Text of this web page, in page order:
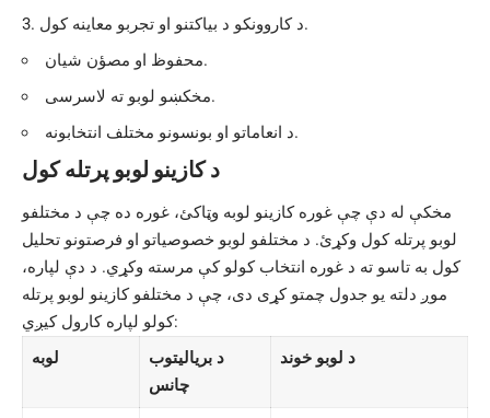
د کاروونکو د بیاکتنو او تجربو معاینه کول.
محفوظ او مصؤن شیان.
مخکښو لوبو ته لاسرسی.
د انعاماتو او بونسونو مختلف انتخابونه.
د کازینو لوبو پرتله کول
مخکې له دې چې غوره کازینو لوبه وټاکئ، غوره ده چې د مختلفو
لوبو پرتله کول وکړئ. د مختلفو لوبو خصوصیاتو او فرصتونو تحلیل
کول به تاسو ته د غوره انتخاب کولو کې مرسته وکړي. د دې لپاره،
موږ دلته یو جدول چمتو کړی دی، چې د مختلفو کازینو لوبو پرتله
کولو لپاره کارول کیږي:
لوبه
د بریالیتوب
چانس
د لوبو خوند